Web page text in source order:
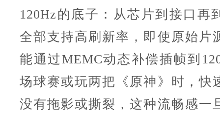
120Hz的底子：从芯片到接口再
全部支持高刷新率，即使原始片
能通过MEMC动态补偿插帧到
场球赛或玩两把《原神》时，快
没有拖影或撕裂，这种流畅感一